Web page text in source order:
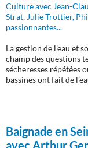
Culture avec Jean-
Strat, Julie Trottier,
passionnantes...
La gestion de l’eau et
champ des questions
sécheresses répétées
bassines ont fait de
Baignade en